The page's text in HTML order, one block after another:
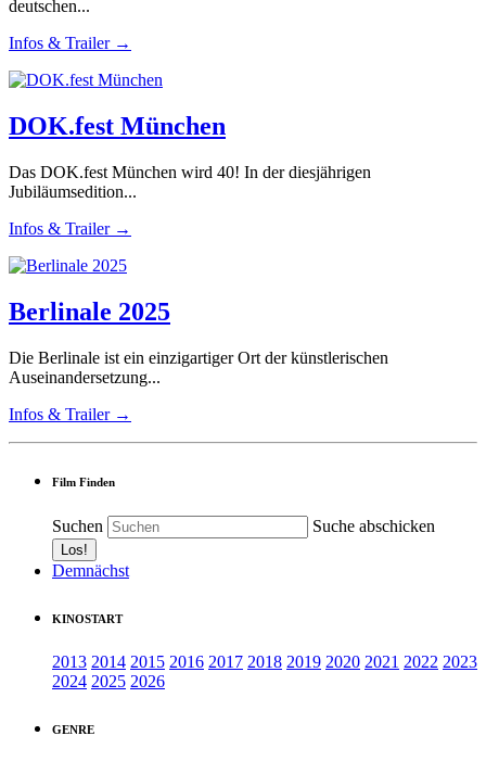
deutschen...
Infos & Trailer →
DOK.fest München
Das DOK.fest München wird 40! In der diesjährigen
Jubiläumsedition...
Infos & Trailer →
Berlinale 2025
Die Berlinale ist ein einzigartiger Ort der künstlerischen
Auseinandersetzung...
Infos & Trailer →
Film Finden
Suchen Suche abschicken
Demnächst
KINOSTART
2013 2014 2015 2016 2017 2018 2019 2020 2021 2022 2023
2024 2025 2026
GENRE